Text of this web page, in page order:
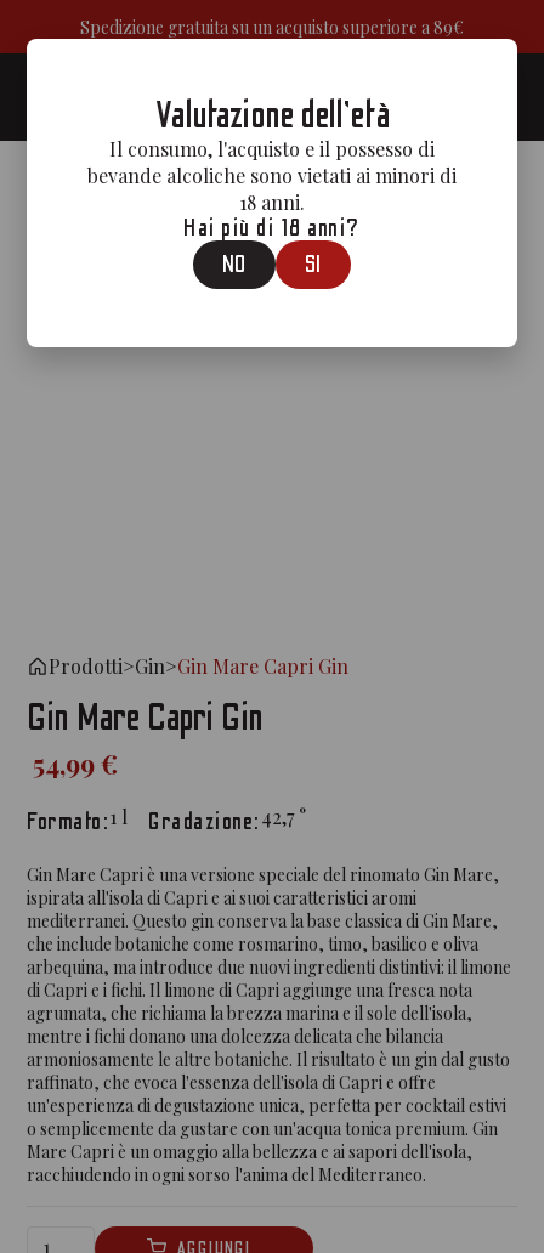
Spedizione gratuita su un acquisto superiore a 89€
Valutazione dell'età
Il consumo, l'acquisto e il possesso di
bevande alcoliche sono vietati ai minori di
18 anni.
Hai più di 18 anni?
NO
SI
Prodotti>Gin>Gin Mare Capri Gin
Gin Mare Capri Gin
54,99 €
Formato:1 l Gradazione:42,7 °
Gin Mare Capri è una versione speciale del rinomato Gin Mare,
ispirata all'isola di Capri e ai suoi caratteristici aromi
mediterranei. Questo gin conserva la base classica di Gin Mare,
che include botaniche come rosmarino, timo, basilico e oliva
arbequina, ma introduce due nuovi ingredienti distintivi: il limone
di Capri e i fichi. Il limone di Capri aggiunge una fresca nota
agrumata, che richiama la brezza marina e il sole dell'isola,
mentre i fichi donano una dolcezza delicata che bilancia
armoniosamente le altre botaniche. Il risultato è un gin dal gusto
raffinato, che evoca l'essenza dell'isola di Capri e offre
un'esperienza di degustazione unica, perfetta per cocktail estivi
o semplicemente da gustare con un'acqua tonica premium. Gin
Mare Capri è un omaggio alla bellezza e ai sapori dell'isola,
racchiudendo in ogni sorso l'anima del Mediterraneo.